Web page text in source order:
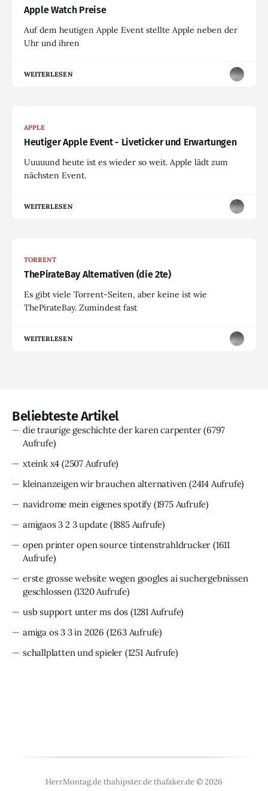
Apple Watch Preise
Auf dem heutigen Apple Event stellte Apple neben der
Uhr und ihren
WEITERLESEN
APPLE
Heutiger Apple Event - Liveticker und Erwartungen
Uuuuund heute ist es wieder so weit. Apple lädt zum
nächsten Event.
WEITERLESEN
TORRENT
ThePirateBay Alternativen (die 2te)
Es gibt viele Torrent-Seiten, aber keine ist wie
ThePirateBay. Zumindest fast
WEITERLESEN
Beliebteste Artikel
die traurige geschichte der karen carpenter(6797
Aufrufe)
xteink x4 (2507 Aufrufe)
kleinanzeigen wir brauchen alternativen (2414 Aufrufe)
navidrome mein eigenes spotify (1975 Aufrufe)
amigaos 3 2 3 update (1885 Aufrufe)
open printer open source tintenstrahldrucker (1611
Aufrufe)
erste grosse website wegen googles ai suchergebnissen
geschlossen (1320 Aufrufe)
usb support unter ms dos (1281 Aufrufe)
amiga os 3 3 in 2026 (1263 Aufrufe)
schallplatten und spieler (1251 Aufrufe)
HerrMontag.de thahipster.de thafaker.de © 2026